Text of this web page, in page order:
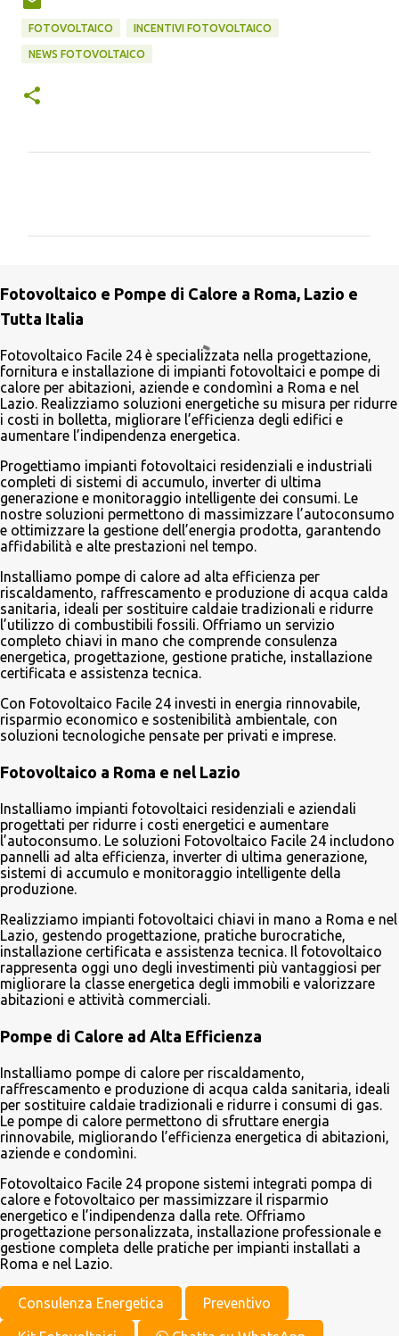
FOTOVOLTAICO INCENTIVI FOTOVOLTAICO
NEWS FOTOVOLTAICO
n
t
i
Fotovoltaico e Pompe di Calore a Roma, Lazio e
Tutta Italia
Fotovoltaico Facile 24 è specializzata nella progettazione,
fornitura e installazione di impianti fotovoltaici e pompe di
calore per abitazioni, aziende e condomìni a Roma e nel
Lazio. Realizziamo soluzioni energetiche su misura per ridurre
i costi in bolletta, migliorare l’efficienza degli edifici e
aumentare l’indipendenza energetica.
Progettiamo impianti fotovoltaici residenziali e industriali
completi di sistemi di accumulo, inverter di ultima
generazione e monitoraggio intelligente dei consumi. Le
nostre soluzioni permettono di massimizzare l’autoconsumo
e ottimizzare la gestione dell’energia prodotta, garantendo
affidabilità e alte prestazioni nel tempo.
Installiamo pompe di calore ad alta efficienza per
riscaldamento, raffrescamento e produzione di acqua calda
sanitaria, ideali per sostituire caldaie tradizionali e ridurre
l’utilizzo di combustibili fossili. Offriamo un servizio
completo chiavi in mano che comprende consulenza
energetica, progettazione, gestione pratiche, installazione
certificata e assistenza tecnica.
Con Fotovoltaico Facile 24 investi in energia rinnovabile,
risparmio economico e sostenibilità ambientale, con
soluzioni tecnologiche pensate per privati e imprese.
Fotovoltaico a Roma e nel Lazio
Installiamo impianti fotovoltaici residenziali e aziendali
progettati per ridurre i costi energetici e aumentare
l’autoconsumo. Le soluzioni Fotovoltaico Facile 24 includono
pannelli ad alta efficienza, inverter di ultima generazione,
sistemi di accumulo e monitoraggio intelligente della
produzione.
Realizziamo impianti fotovoltaici chiavi in mano a Roma e nel
Lazio, gestendo progettazione, pratiche burocratiche,
installazione certificata e assistenza tecnica. Il fotovoltaico
rappresenta oggi uno degli investimenti più vantaggiosi per
migliorare la classe energetica degli immobili e valorizzare
abitazioni e attività commerciali.
Pompe di Calore ad Alta Efficienza
Installiamo pompe di calore per riscaldamento,
raffrescamento e produzione di acqua calda sanitaria, ideali
per sostituire caldaie tradizionali e ridurre i consumi di gas.
Le pompe di calore permettono di sfruttare energia
rinnovabile, migliorando l’efficienza energetica di abitazioni,
aziende e condomìni.
Fotovoltaico Facile 24 propone sistemi integrati pompa di
calore e fotovoltaico per massimizzare il risparmio
energetico e l’indipendenza dalla rete. Offriamo
progettazione personalizzata, installazione professionale e
gestione completa delle pratiche per impianti installati a
Roma e nel Lazio.
Consulenza Energetica Preventivo